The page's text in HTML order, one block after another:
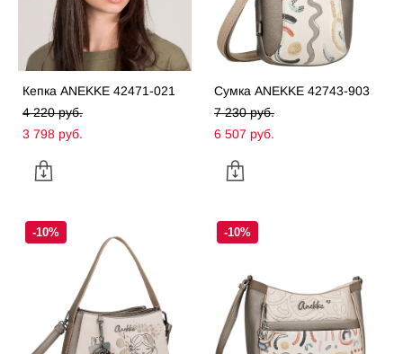
Кепка ANEKKE 42471-021
4 220 pуб.
3 798 pуб.
Сумка ANEKKE 42743-903
7 230 pуб.
6 507 pуб.
-10% -10%